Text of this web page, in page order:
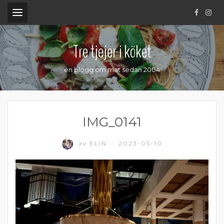
.
Tre tjejer i köket
en blogg om mat sedan 2004
IMG_0141
av ELIN 2023-05-10